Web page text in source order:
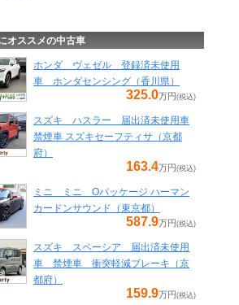
オススメの中古車
ホンダ ヴェゼル 登録済未使用
車 ホンダセンシング（香川県）
325.0万円 (税込)
スズキ ハスラー 届出済未使用車
禁煙車 スズキセーフティサ（京都
府）
163.4万円 (税込)
ミニ ミニ Oパッケージ ハーマン
カードンサウンド（東京都）
587.9万円 (税込)
スズキ スペーシア 届出済未使用
車 禁煙車 衝突軽減ブレーキ（京
都府）
159.9万円 (税込)